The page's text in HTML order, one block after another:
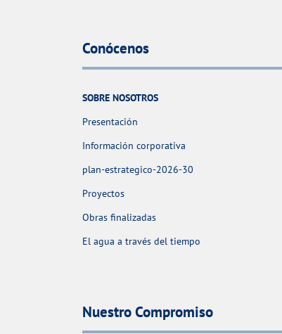
Conócenos
SOBRE NOSOTROS
Presentación
Información corporativa
plan-estrategico-2026-30
Proyectos
Obras finalizadas
El agua a través del tiempo
Nuestro Compromiso